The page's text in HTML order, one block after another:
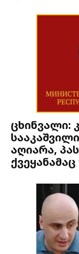
ცხინვალი:
აღიარა,